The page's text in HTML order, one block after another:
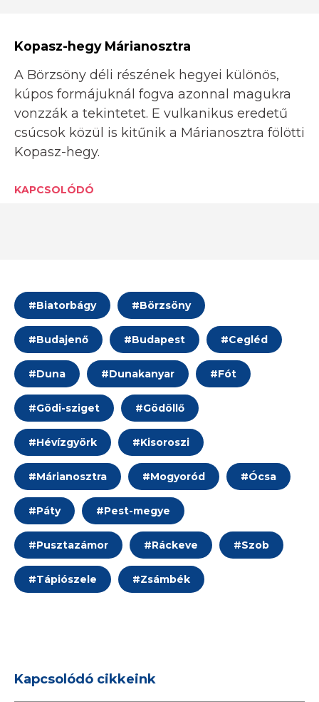
Kopasz-hegy Márianosztra
A Börzsöny déli részének hegyei különös,
kúpos formájuknál fogva azonnal magukra
vonzzák a tekintetet. E vulkanikus eredetű
csúcsok közül is kitűnik a Márianosztra fölötti
Kopasz-hegy.
KAPCSOLÓDÓ
#Biatorbágy #Börzsöny
#Budajenő #Budapest #Cegléd
#Duna #Dunakanyar #Fót
#Gödi-sziget #Gödöllő
#Hévízgyörk #Kisoroszi
#Márianosztra #Mogyoród #Ócsa
#Páty #Pest-megye
#Pusztazámor #Ráckeve #Szob
#Tápiószele #Zsámbék
Kapcsolódó cikkeink